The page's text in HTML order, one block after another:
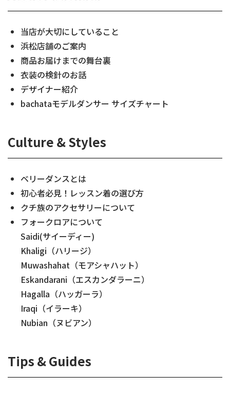
当店が大切にしていること
浜松店舗のご案内
商品お届けまでの舞台裏
衣装の検針のお話
デザイナー紹介
bachataモデルダンサー サイズチャート
Culture & Styles
ベリーダンスとは
初心者必見！レッスン着の選び方
クチ族のアクセサリーについて
フォークロアについて
Saidi(サイーディー)
Khaligi（ハリージ）
Muwashahat（モアシャハット）
Eskandarani（エスカンダラーニ）
Hagalla（ハッガーラ）
Iraqi（イラーキ）
Nubian（ヌビアン）
Tips & Guides